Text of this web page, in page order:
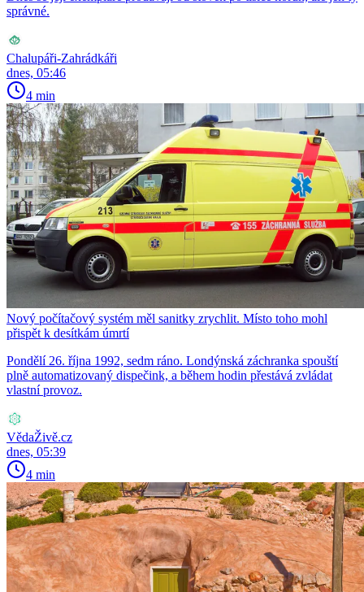
správné.
Chalupáři-Zahrádkáři
dnes, 05:46
4 min
Nový počítačový systém měl sanitky zrychlit. Místo toho mohl
přispět k desítkám úmrtí
Pondělí 26. října 1992, sedm ráno. Londýnská záchranka spouští
plně automatizovaný dispečink, a během hodin přestává zvládat
vlastní provoz.
VědaŽivě.cz
dnes, 05:39
4 min